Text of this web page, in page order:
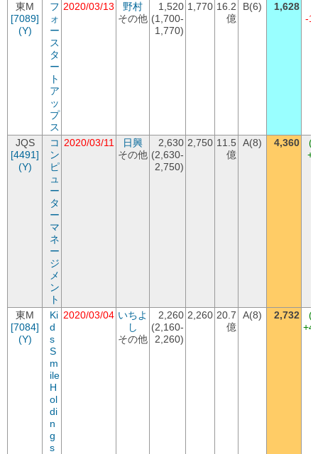
東M
[7089]
(Y)
フ
ォ
ー
ス
タ
ー
ト
ア
ッ
プ
ス
2020/03/13
野村
その他
1,520
(1,700-
1,770)
1,770 16.2
億
B(6) 1,628
-
JQS
[4491]
(Y)
コ
ン
ピ
ュ
ー
タ
ー
マ
ネ
ー
ジ
メ
ン
ト
2020/03/11
日興
その他
2,630
(2,630-
2,750)
2,750 11.5
億
A(8) 4,360
東M
[7084]
(Y)
Ki
d
s
S
m
ile
H
ol
di
n
g
s
2020/03/04 いちよ
し
その他
2,260
(2,160-
2,260)
2,260 20.7
億
A(8) 2,732